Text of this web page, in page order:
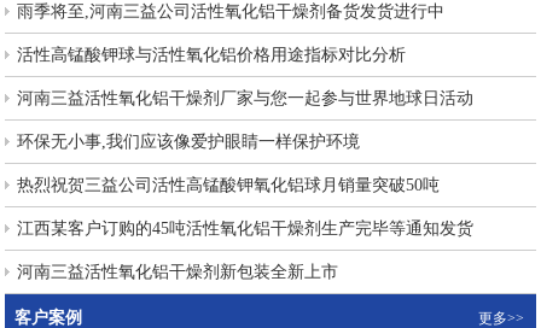
雨季将至,河南三益公司活性氧化铝干燥剂备货发货进行中
活性高锰酸钾球与活性氧化铝价格用途指标对比分析
河南三益活性氧化铝干燥剂厂家与您一起参与世界地球日活动
环保无小事,我们应该像爱护眼睛一样保护环境
热烈祝贺三益公司活性高锰酸钾氧化铝球月销量突破50吨
江西某客户订购的45吨活性氧化铝干燥剂生产完毕等通知发货
河南三益活性氧化铝干燥剂新包装全新上市
客户案例 更多>>